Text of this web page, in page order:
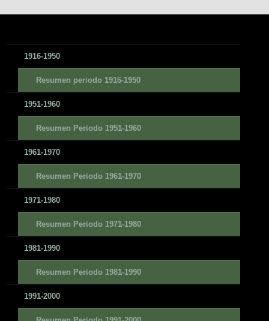
1916-1950
Resumen periodo 1916-1950
1951-1960
Resumen Periodo 1951-1960
1961-1970
Resumen Periodo 1961-1970
1971-1980
Resumen Periodo 1971-1980
1981-1990
Resumen Periodo 1981-1990
1991-2000